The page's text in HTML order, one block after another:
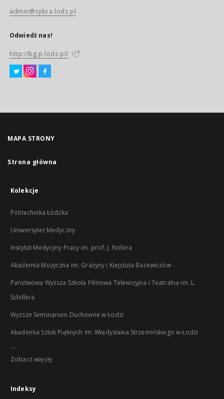
admin@cybra.lodz.pl
Odwiedź nas!
http://bg.p.lodz.pl/
MAPA STRONY
Strona główna
Kolekcje
Politechnika Łódzka
Uniwersytet Medyczny
Instytut Medycyny Pracy im. prof. J. Nofera
Akademia Muzyczna im. Grażyny i Kiejstuta Bacewiczów
Państwowa Wyższa Szkoła Filmowa Telewizyjna i Teatralna im. L.
Schillera
Wyższe Seminarium Duchowne w Łodzi
Akademia Sztuk Pięknych im. Władysława Strzemińskiego w Łodzi
...
Zobacz więcej
Indeksy